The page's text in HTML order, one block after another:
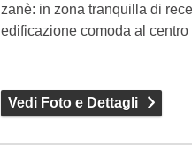
zanè: in zona tranquilla di
edificazione comoda al centro
Vedi Foto e Dettagli